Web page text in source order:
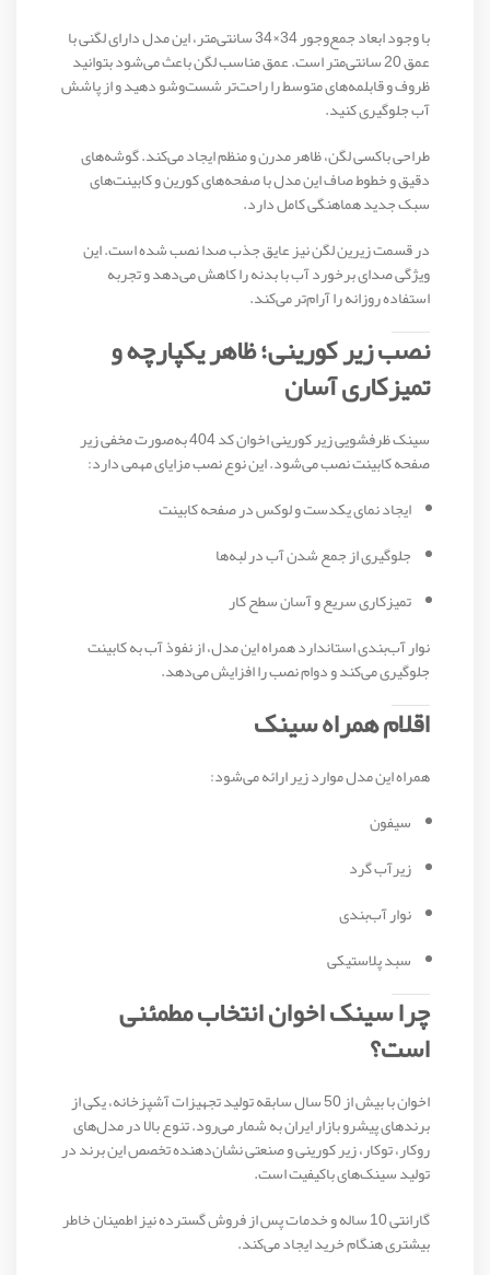
با وجود ابعاد جمع‌وجور 34×34 سانتی‌متر، این مدل دارای لگنی با
عمق 20 سانتی‌متر است. عمق مناسب لگن باعث می‌شود بتوانید
ظروف و قابلمه‌های متوسط را راحت‌تر شست‌وشو دهید و از پاشش
آب جلوگیری کنید.
طراحی باکسی لگن، ظاهر مدرن و منظم ایجاد می‌کند. گوشه‌های
دقیق و خطوط صاف این مدل با صفحه‌های کورین و کابینت‌های
سبک جدید هماهنگی کامل دارد.
در قسمت زیرین لگن نیز عایق جذب صدا نصب شده است. این
ویژگی صدای برخورد آب با بدنه را کاهش می‌دهد و تجربه
استفاده روزانه را آرام‌تر می‌کند.
نصب زیر کورینی؛ ظاهر یکپارچه و
تمیزکاری آسان
سینک ظرفشویی زیر کورینی اخوان کد 404 به‌صورت مخفی زیر
صفحه کابینت نصب می‌شود. این نوع نصب مزایای مهمی دارد:
ایجاد نمای یکدست و لوکس در صفحه کابینت
جلوگیری از جمع شدن آب در لبه‌ها
تمیزکاری سریع و آسان سطح کار
نوار آب‌بندی استاندارد همراه این مدل، از نفوذ آب به کابینت
جلوگیری می‌کند و دوام نصب را افزایش می‌دهد.
اقلام همراه سینک
همراه این مدل موارد زیر ارائه می‌شود:
سیفون
زیرآب گرد
نوار آب‌بندی
سبد پلاستیکی
چرا سینک اخوان انتخاب مطمئنی
است؟
اخوان با بیش از 50 سال سابقه تولید تجهیزات آشپزخانه، یکی از
برندهای پیشرو بازار ایران به شمار می‌رود. تنوع بالا در مدل‌های
روکار، توکار، زیر کورینی و صنعتی نشان‌دهنده تخصص این برند در
تولید سینک‌های باکیفیت است.
گارانتی 10 ساله و خدمات پس از فروش گسترده نیز اطمینان خاطر
بیشتری هنگام خرید ایجاد می‌کند.